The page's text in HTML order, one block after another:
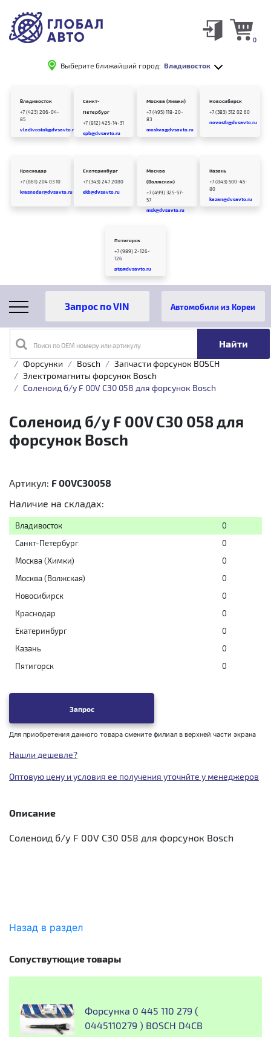
Выберите ближайший город: Владивосток
0
Владивосток
+7 (423) 206-04-
85
vladivostok@dvsavto.ru
Санкт-
Петербург
+7 (812) 425-14-31
spb@dvsavto.ru
Москва (Химки)
+7 (495) 118-20-
83
moskva@dvsavto.ru
Новосибирск
+7 (383) 312 02 60
novosib@dvsavto.ru
Краснодар
+7 (861) 204 03 10
krasnodar@dvsavto.ru
Екатеринбург
+7 (343) 247 2080
ekb@dvsavto.ru
Москва
(Волжская)
+7 (499) 325-57-
57
msk@dvsavto.ru
Казань
+7 (843) 500-45-
80
kazan@dvsavto.ru
Пятигорск
+7 (989) 2-126-
126
ptg@dvsavto.ru
Поиск по OEM номеру или артикулу
Автомобили из Кореи
Главная Каталог товаров
Топливная аппаратура
Форсунки
Bosch
Запчасти форсунок BOSCH
Электромагниты форсунок Bosch
Соленоид б/у F 00V C30 058 для форсунок Bosch
Соленоид б/у F 00V C30 058 для
форсунок Bosch
Артикул: F 00VC30058
Наличие на складах:
Владивосток
0
Санкт-Петербург
0
Москва (Химки)
0
Москва (Волжская)
0
Новосибирск
0
Краснодар
0
Екатеринбург
0
Казань
0
Пятигорск
0
Запрос
Для приобретения данного товара смените филиал в верхней части экрана
Нашли дешевле?
Оптовую цену и условия ее получения уточнйте у менеджеров
Описание
Соленоид б/у F 00V C30 058 для форсунок Bosch
Назад в раздел
Сопуствутющие товары
Форсунка 0 445 110 279 (
0445110279 ) BOSCH D4CB